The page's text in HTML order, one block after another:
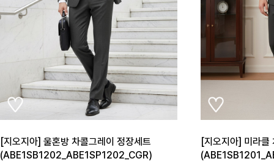
[지오지아] 울혼방 차콜그레이 정장세트
(ABE1SB1202_ABE1SP1202_CGR)
[지오지아] 미라클